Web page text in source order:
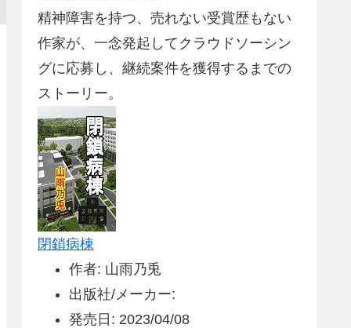
精神障害を持つ、売れない受賞歴もない
作家が、一念発起してクラウドソーシン
グに応募し、継続案件を獲得するまでの
ストーリー。
閉鎖病棟
作者: 山雨乃兎
出版社/メーカー:
発売日: 2023/04/08